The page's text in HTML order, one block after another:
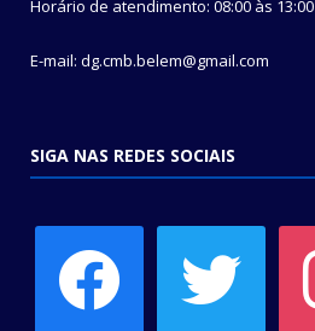
Horário de atendimento: 08:00 às 13:00
E-mail: dg.cmb.belem@gmail.com
SIGA NAS REDES SOCIAIS